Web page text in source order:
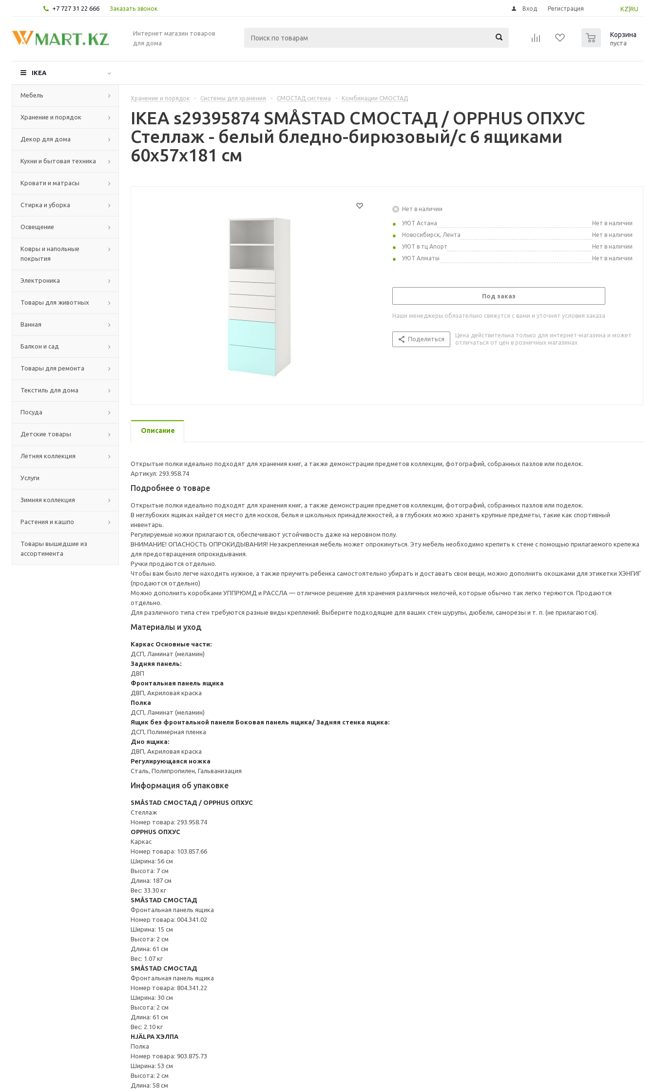
+7 727 31 22 666 Заказать звонок KZ RU
Вход Регистрация
Интернет магазин товаров
для дома
Корзина
пуста
IKEA
Мебель
Хранение и порядок
Декор для дома
Кухни и бытовая техника
Кровати и матрасы
Стирка и уборка
Освещение
Ковры и напольные
покрытия
Электроника
Товары для животных
Ванная
Балкон и сад
Товары для ремонта
Текстиль для дома
Посуда
Детские товары
Летняя коллекция
Услуги
Зимняя коллекция
Растения и кашпо
Товары вышедшие из
ассортимента
Хранение и порядок - Системы для хранения - СМОСТАД система - Комбинации СМОСТАД
IKEA s29395874 SMÅSTAD СМОСТАД / OPPHUS ОПХУС
Стеллаж - белый бледно-бирюзовый/с 6 ящиками
60x57x181 см
Нет в наличии
УЮТ Астана
Нет в наличии
Новосибирск, Лента
Нет в наличии
УЮТ в тц Апорт
Нет в наличии
УЮТ Алматы
Нет в наличии
Под заказ
Наши менеджеры обязательно свяжутся с вами и уточнят условия заказа
Поделиться
Цена действительна только для интернет-магазина и может
отличаться от цен в розничных магазинах
Описание
Открытые полки идеально подходят для хранения книг, а также демонстрации предметов коллекции, фотографий, собранных пазлов или поделок.
Артикул: 293.958.74
Подробнее о товаре
Открытые полки идеально подходят для хранения книг, а также демонстрации предметов коллекции, фотографий, собранных пазлов или поделок.
В неглубоких ящиках найдется место для носков, белья и школьных принадлежностей, а в глубоких можно хранить крупные предметы, такие как спортивный
инвентарь.
Регулируемые ножки прилагаются, обеспечивают устойчивость даже на неровном полу.
ВНИМАНИЕ! ОПАСНОСТЬ ОПРОКИДЫВАНИЯ! Незакрепленная мебель может опрокинуться. Эту мебель необходимо крепить к стене с помощью прилагаемого крепежа
для предотвращения опрокидывания.
Ручки продаются отдельно.
Чтобы вам было легче находить нужное, а также приучить ребенка самостоятельно убирать и доставать свои вещи, можно дополнить окошками для этикетки ХЭНГИГ
(продаются отдельно)
Можно дополнить коробками УППРЮМД и РАССЛА — отличное решение для хранения различных мелочей, которые обычно так легко теряются. Продаются
отдельно.
Для различного типа стен требуются разные виды креплений. Выберите подходящие для ваших стен шурупы, дюбели, саморезы и т. п. (не прилагаются).
Материалы и уход
Каркас Основные части:
ДСП, Ламинат (меламин)
Задняя панель:
ДВП
Фронтальная панель ящика
ДВП, Акриловая краска
Полка
ДСП, Ламинат (меламин)
Ящик без фронтальной панели Боковая панель ящика/ Задняя стенка ящика:
ДСП, Полимерная пленка
Дно ящика:
ДВП, Акриловая краска
Регулирующаяся ножка
Сталь, Полипропилен, Гальванизация
Информация об упаковке
SMÅSTAD СМОСТАД / OPPHUS ОПХУС
Стеллаж
Номер товара: 293.958.74
OPPHUS ОПХУС
Каркас
Номер товара: 103.857.66
Ширина: 56 см
Высота: 7 см
Длина: 187 см
Вес: 33.30 кг
SMÅSTAD СМОСТАД
Фронтальная панель ящика
Номер товара: 004.341.02
Ширина: 15 см
Высота: 2 см
Длина: 61 см
Вес: 1.07 кг
SMÅSTAD СМОСТАД
Фронтальная панель ящика
Номер товара: 804.341.22
Ширина: 30 см
Высота: 2 см
Длина: 61 см
Вес: 2.10 кг
HJÄLPA ХЭЛПА
Полка
Номер товара: 903.875.73
Ширина: 53 см
Высота: 2 см
Длина: 58 см